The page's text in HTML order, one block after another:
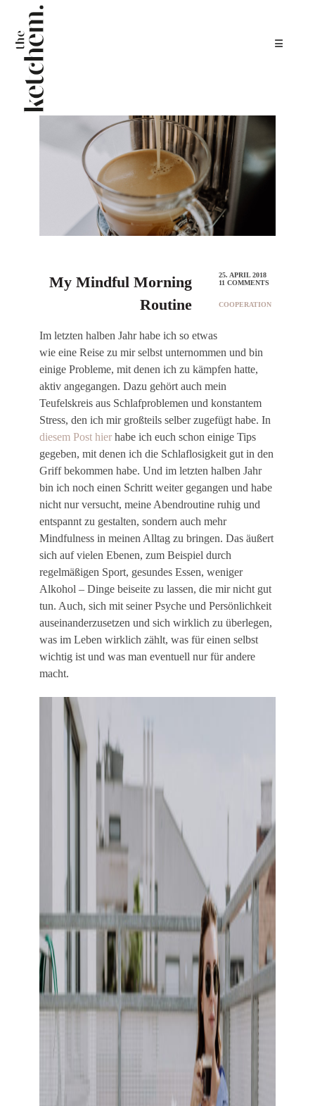
☰
My Mindful Morning
Routine
25. APRIL 2018
11 COMMENTS
COOPERATION
Im letzten halben Jahr habe ich so etwas
wie eine Reise zu mir selbst unternommen und bin
einige Probleme, mit denen ich zu kämpfen hatte,
aktiv angegangen. Dazu gehört auch mein
Teufelskreis aus Schlafproblemen und konstantem
Stress, den ich mir großteils selber zugefügt habe. In
diesem Post hier habe ich euch schon einige Tips
gegeben, mit denen ich die Schlaflosigkeit gut in den
Griff bekommen habe. Und im letzten halben Jahr
bin ich noch einen Schritt weiter gegangen und habe
nicht nur versucht, meine Abendroutine ruhig und
entspannt zu gestalten, sondern auch mehr
Mindfulness in meinen Alltag zu bringen. Das äußert
sich auf vielen Ebenen, zum Beispiel durch
regelmäßigen Sport, gesundes Essen, weniger
Alkohol – Dinge beiseite zu lassen, die mir nicht gut
tun. Auch, sich mit seiner Psyche und Persönlichkeit
auseinanderzusetzen und sich wirklich zu überlegen,
was im Leben wirklich zählt, was für einen selbst
wichtig ist und was man eventuell nur für andere
macht.